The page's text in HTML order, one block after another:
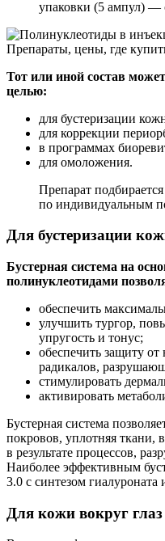
упаковки (5 ампул) —
Тот или иной состав
целью:
для бустеризации
для коррекции
в программах
для омоложения.
Препарат
по индивидуальным
Для бустеризации
Бустерная система на
полинуклеотидами
обеспечить
улучшить тургор,
упругость и тонус;
обеспечить защиту
радикалов,
стимулировать
активировать
Бустерная система
покровов, уплотняя ткани,
в результате процессов,
Наиболее эффективным
3.0 с синтезом
Для кожи вокруг глаз